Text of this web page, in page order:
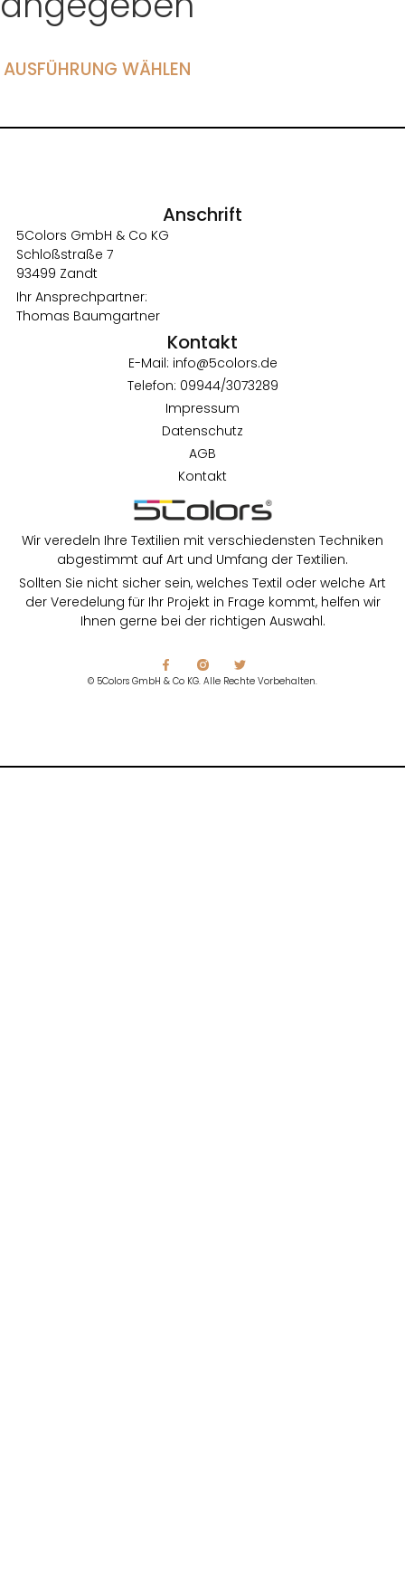
AUSFÜHRUNG WÄHLEN
Wir veredeln Ihre Textilien mit verschiedensten Techniken
abgestimmt auf Art und Umfang der Textilien.
Sollten Sie nicht sicher sein, welches Textil oder welche Art
der Veredelung für Ihr Projekt in Frage kommt, helfen wir
Ihnen gerne bei der richtigen Auswahl.
© 5Colors GmbH & Co KG. Alle Rechte Vorbehalten.
Anschrift
5Colors GmbH & Co KG
Schloßstraße 7
93499 Zandt
Ihr Ansprechpartner:
Thomas Baumgartner
Kontakt
E-Mail: info@5colors.de
Telefon: 09944/3073289
Impressum
Datenschutz
AGB
Kontakt